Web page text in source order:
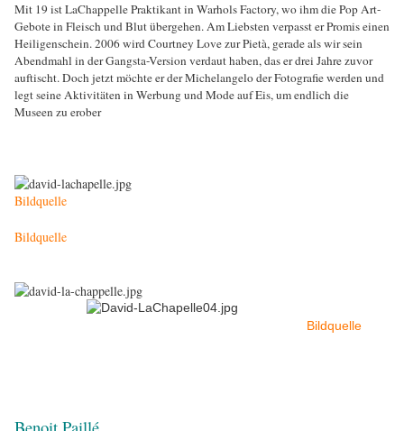
Mit 19 ist LaChappelle Praktikant in Warhols Factory, wo ihm die Pop Art-
Gebote in Fleisch und Blut übergehen. Am Liebsten verpasst er Promis einen
Heiligenschein. 2006 wird Courtney Love zur Pietà, gerade als wir sein
Abendmahl in der Gangsta-Version verdaut haben, das er drei Jahre zuvor
auftischt. Doch jetzt möchte er der Michelangelo der Fotografie werden und
legt seine Aktivitäten in Werbung und Mode auf Eis, um endlich die
Museen zu erober
Bildquelle
Bildquelle
Bildquelle